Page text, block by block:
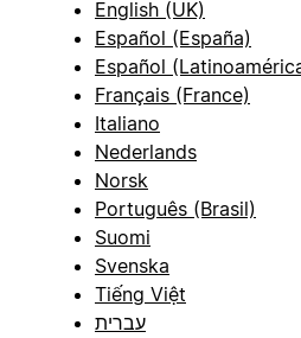
English (UK)
Español (España)
Español
Français (France)
Italiano
Nederlands
Norsk
Português (Brasil)
Suomi
Svenska
Tiếng Việt
עברית